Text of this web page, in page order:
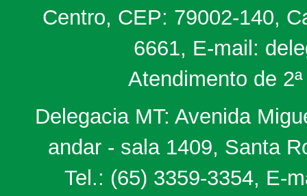
Centro, CEP: 79002-140,
6661, E-mail:
Atendimento de
Delegacia MT: Avenida
andar - sala 1409, Santa
Tel.: (65) 3359-3354, E-